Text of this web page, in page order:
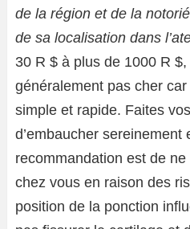
de la région et de la
de sa localisation dans
30 R $ à plus de 1000 R $,
généralement pas cher car
simple et rapide. Faites
d’embaucher sereinement
recommandation est de
chez vous en raison des
position de la ponction